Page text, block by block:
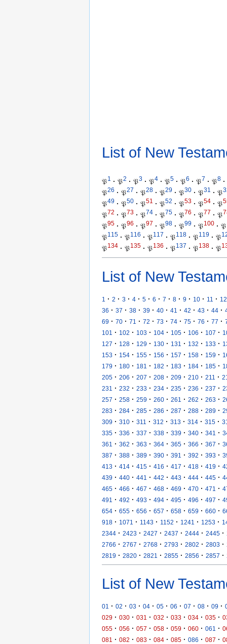
List of New
𝔓1 · 𝔓2 · 𝔓3 · 𝔓4 · 𝔓5 · 𝔓6 · 𝔓7 · 𝔓8 ·
𝔓26 · 𝔓27 · 𝔓28 · 𝔓29 · 𝔓30 · 𝔓31 · 𝔓
𝔓49 · 𝔓50 · 𝔓51 · 𝔓52 · 𝔓53 · 𝔓54 · 𝔓
𝔓72 · 𝔓73 · 𝔓74 · 𝔓75 · 𝔓76 · 𝔓77 · 𝔓
𝔓95 · 𝔓96 · 𝔓97 · 𝔓98 · 𝔓99 · 𝔓100 · 𝔓
𝔓115 · 𝔓116 · 𝔓117 · 𝔓118 · 𝔓119 · 𝔓
𝔓134 · 𝔓135 · 𝔓136 · 𝔓137 · 𝔓138 · 𝔓
List of New
1 · 2 · 3 · 4 · 5 · 6 · 7 · 8 · 9 · 10 · 11 · 12
36 · 37 · 38 · 39 · 40 · 41 · 42 · 43 · 44 ·
69 · 70 · 71 · 72 · 73 · 74 · 75 · 76 · 77 ·
101
· 102 · 103 · 104 · 105 · 106 · 107 ·
127 · 128 · 129 · 130 · 131 · 132 · 133 ·
153 · 154 · 155 · 156 · 157 · 158 · 159 ·
179 · 180 · 181 · 182 · 183 · 184 · 185 ·
205 · 206 · 207 · 208 · 209 · 210 · 211 ·
231
· 232 · 233 · 234 · 235 · 236 · 237 ·
257 · 258 · 259 · 260 · 261 · 262 · 263 ·
283 · 284 · 285 · 286 · 287 · 288 · 289 ·
309 · 310 · 311 · 312 · 313 · 314 · 315 ·
335 · 336 · 337 · 338 · 339 · 340 · 341 ·
361
· 362 · 363 · 364 · 365 · 366 · 367 ·
387 · 388 · 389 · 390 · 391 · 392 · 393 ·
413 · 414 · 415 · 416 · 417 · 418 · 419 ·
439 · 440 · 441 · 442 · 443 · 444 · 445 ·
465 · 466 · 467 · 468 · 469 · 470 · 471 ·
491
· 492 · 493 · 494 · 495 · 496 · 497 ·
654 · 655 · 656 · 657 · 658 · 659 · 660 ·
918 · 1071 · 1143 · 1152 · 1241 · 1253 ·
2344 · 2423 · 2427 · 2437 · 2444 · 2445 ·
2766 · 2767 · 2768 · 2793 · 2802 · 2803 ·
2819 · 2820 · 2821 · 2855 · 2856 · 2857 ·
List of New
01 · 02 · 03 · 04 · 05 · 06 · 07 · 08 · 09 ·
029 · 030 · 031 · 032 · 033 · 034 · 035 ·
055 · 056 · 057 · 058 · 059 · 060 · 061 ·
081
· 082 · 083 · 084 · 085 · 086 · 087 ·